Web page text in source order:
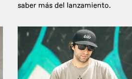
saber más del lanzamiento.